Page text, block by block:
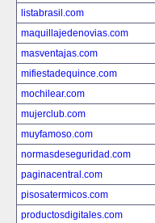
listabrasil.com
maquillajedenovias.com
masventajas.com
mifiestadequince.com
mochilear.com
mujerclub.com
muyfamoso.com
normasdeseguridad.com
paginacentral.com
pisosatermicos.com
productosdigitales.com